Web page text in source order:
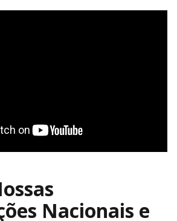
Nacionais e